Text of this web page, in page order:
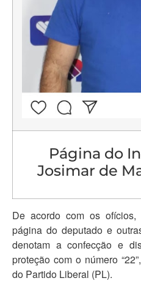
Página do
Josimar de
De acordo com os ofícios,
página do deputado e
denotam a confecção e
proteção com o número
do Partido Liberal (PL).